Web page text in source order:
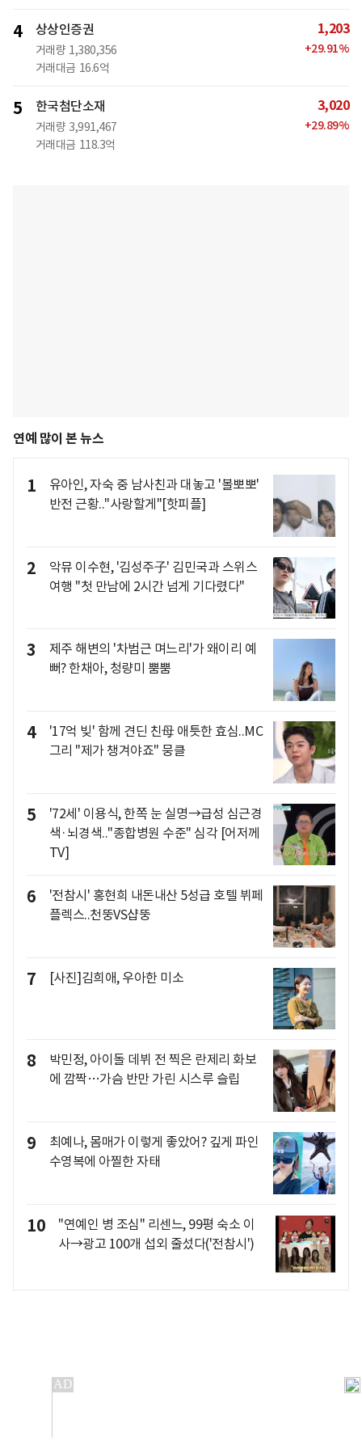
4 상상인증권
거래량 1,380,356
거래대금 16.6억
1,203
+29.91%
5 한국첨단소재
거래량 3,991,467
거래대금 118.3억
3,020
+29.89%
연예 많이 본 뉴스
1
유아인, 자숙 중 남사친과 대놓고 '볼뽀뽀'
반전 근황.."사랑할게"[핫피플]
2
악뮤 이수현, '김성주子' 김민국과 스위스
여행 "첫 만남에 2시간 넘게 기다렸다"
3
제주 해변의 '차범근 며느리'가 왜이리 예
뻐? 한채아, 청량미 뿜뿜
4
'17억 빚' 함께 견딘 친母 애틋한 효심..MC
그리 "제가 챙겨야죠" 뭉클
5
'72세' 이용식, 한쪽 눈 실명→급성 심근경
색·뇌경색.."종합병원 수준" 심각 [어저께
TV]
6
'전참시' 홍현희 내돈내산 5성급 호텔 뷔페
플렉스..천뚱VS샵뚱
7 [사진]김희애, 우아한 미소
8
박민정, 아이돌 데뷔 전 찍은 란제리 화보
에 깜짝…가슴 반만 가린 시스루 슬립
9
최예나, 몸매가 이렇게 좋았어? 깊게 파인
수영복에 아찔한 자태
10
"연예인 병 조심" 리센느, 99평 숙소 이
사→광고 100개 섭외 줄섰다('전참시')